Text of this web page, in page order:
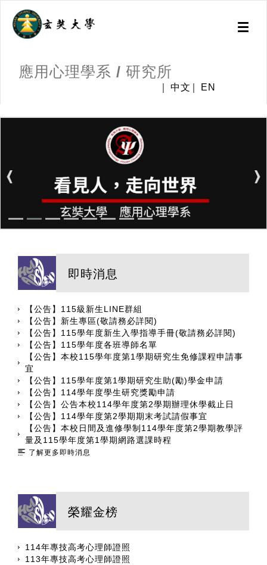
Toggle
應用心理學系 / 研究所
中文 EN
即時消息
【公告】115級新生LINE群組
【公告】新生專區(敬請務必詳閱)
【公告】115學年度新生入學指導手冊(敬請務必詳閱)
【公告】115學年度各班導師名單
【公告】本校115學年度第1學期研究生免修課程申請事
宜
【公告】115學年度第1學期研究生助(勵)學金申請
【公告】114學年度學生研究獎勵申請
【公告】公告本校114學年度第2學期辦理休學截止日
【公告】114學年度第2學期期末考試請假事宜
【公告】本校日間及進修學制114學年度第2學期教學評
量及115學年度第1學期網路選課時程
了解更多即時消息
榮耀金榜
114年專技高考心理師證照
113年專技高考心理師證照